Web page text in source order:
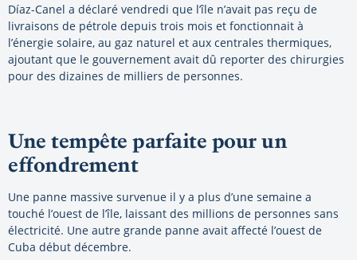
Díaz-Canel a déclaré vendredi que l’île n’avait pas reçu de
livraisons de pétrole depuis trois mois et fonctionnait à
l’énergie solaire, au gaz naturel et aux centrales thermiques,
ajoutant que le gouvernement avait dû reporter des chirurgies
pour des dizaines de milliers de personnes.
Une tempête parfaite pour un
effondrement
Une panne massive survenue il y a plus d’une semaine a
touché l’ouest de l’île, laissant des millions de personnes sans
électricité. Une autre grande panne avait affecté l’ouest de
Cuba début décembre.